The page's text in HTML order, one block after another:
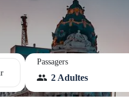
Passagers
2 Adultes